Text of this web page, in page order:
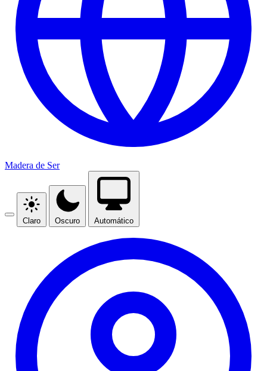
Madera de Ser
Claro Oscuro Automático